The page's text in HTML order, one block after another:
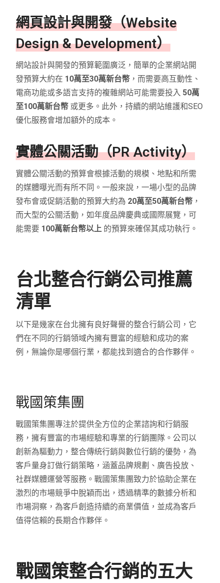
網頁設計與開發（Website
Design & Development）
網站設計與開發的預算範圍廣泛，簡單的企業網站開
發預算大約在 10萬至30萬新台幣 ，而需要高互動性、
電商功能或多語言支持的複雜網站可能需要投入50萬
至100萬新台幣 或更多。此外，持續的網站維護和SEO
優化服務會增加額外的成本。
實體公關活動（PR Activity）
實體公關活動的預算會根據活動的規模、地點和所需
的媒體曝光而有所不同。一般來說，一場小型的品牌
發布會或促銷活動的預算大約為 20萬至50萬新台幣 ，
而大型的公關活動，如年度品牌慶典或國際展覽，可
能需要 100萬新台幣以上 的預算來確保其成功執行。
台北整合行銷公司推薦
清單
以下是幾家在台北擁有良好聲譽的整合行銷公司，它
們在不同的行銷領域內擁有豐富的經驗和成功的案
例，無論你是哪個行業，都能找到適合的合作夥伴。
戰國策集團
戰國策集團專注於提供全方位的企業諮詢和行銷服
務，擁有豐富的市場經驗和專業的行銷團隊。公司以
創新為驅動力，整合傳統行銷與數位行銷的優勢，為
客戶量身訂做行銷策略，涵蓋品牌規劃、廣告投放、
社群媒體運營等服務。戰國策集團致力於協助企業在
激烈的市場競爭中脫穎而出，透過精準的數據分析和
市場洞察，為客戶創造持續的商業價值，並成為客戶
值得信賴的長期合作夥伴。
戰國策整合行銷的五大